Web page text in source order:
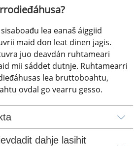
lea eanaš áiggiid
maid don leat dinen jagis.
juo deavdán ruhtameari
mii sáddet dutnje. Ruhtamearri
lea bruttoboahtu,
ovdal go vearru gesso.
dahje lasihit